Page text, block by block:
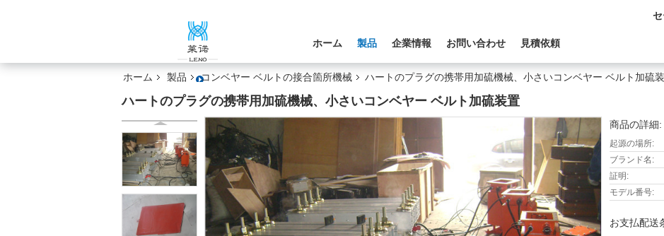
ホーム 製品 企業情報 お問い合わせ 見積依頼
ホーム 製品 コンベヤー ベルトの接合箇所機械 ハートのプラグの携帯用加硫機械、小さいコンベヤー ベルト加硫
ハートのプラグの携帯用加硫機械、小さいコンベヤー ベルト加硫装置
商品の詳細:
起源の場所:
ブランド名:
証明:
モデル番号:
お支払配送